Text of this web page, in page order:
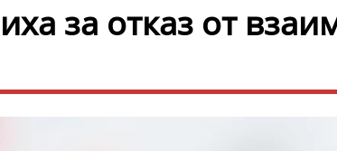
за отказ от